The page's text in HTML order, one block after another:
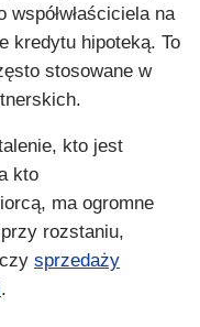
współwłaściciela na
kredytu hipoteką. To
stosowane w
kto jest
kto
ma ogromne
rozstaniu,
sprzedaży
.